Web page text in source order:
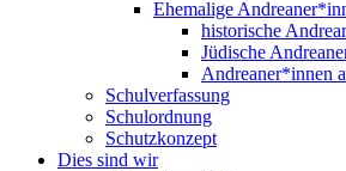
Ehemalige
historische
Jüdische
Andreaner*innen
Schulverfassung
Schulordnung
Schutzkonzept
Dies sind wir